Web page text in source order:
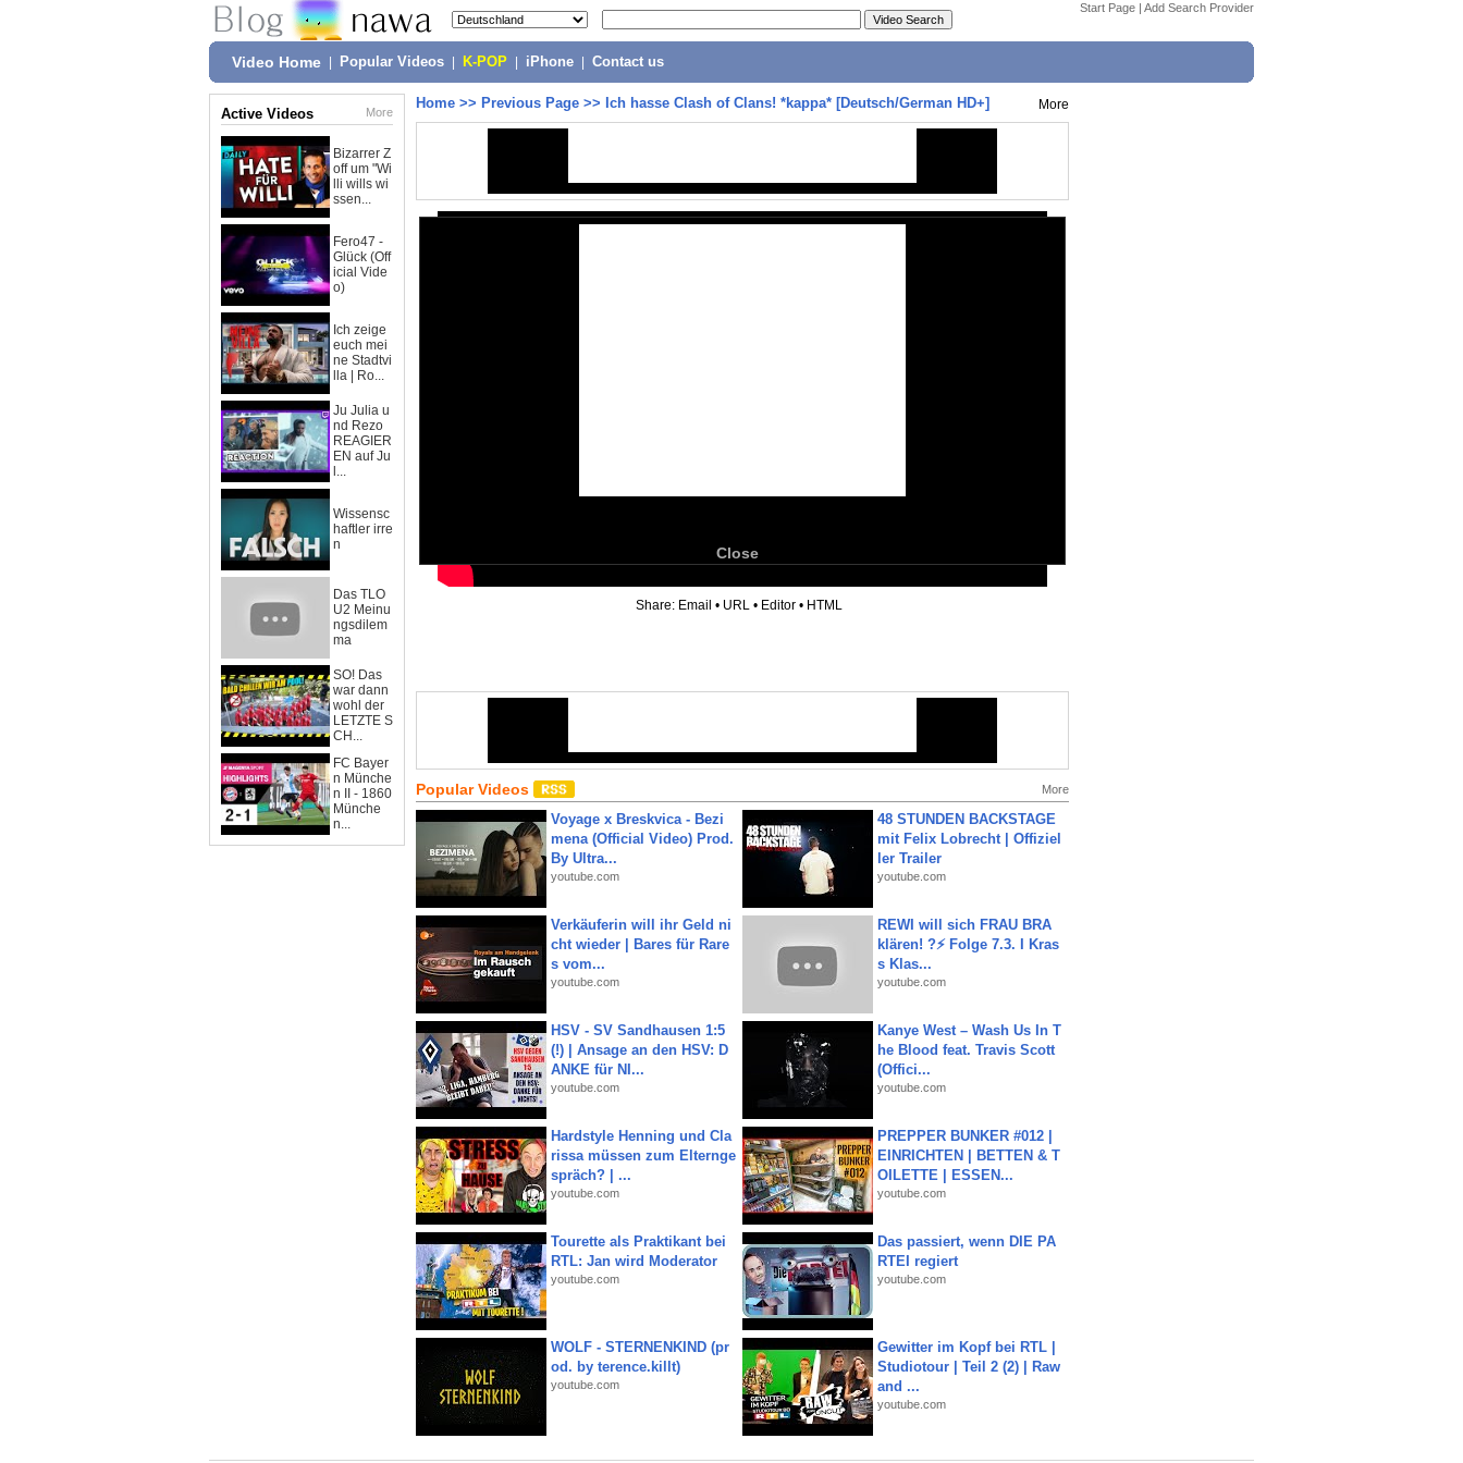
Start Page | Add Search Provider
Video Home Popular Videos K-POP iPhone Contact us
Active Videos More
Bizarrer Z
off um "Wi
lli wills wi
ssen...
Fero47 -
Glück (Off
icial Vide
o)
Ich zeige
euch mei
ne Stadtvi
lla | Ro...
Ju Julia u
nd Rezo
REAGIER
EN auf Ju
l...
Wissensc
haftler irre
n
Das TLO
U2 Meinu
ngsdilem
ma
SO! Das
war dann
wohl der
LETZTE S
CH...
FC Bayer
n Münche
n II - 1860
Münche
n...
Home >> Previous Page >> Ich hasse Clash of Clans! *kappa* [Deutsch/German HD+] More
Close
Share: Email • URL • Editor • HTML
Popular Videos More
Voyage x Breskvica - Bezi
mena (Official Video) Prod.
By Ultra...
youtube.com
48 STUNDEN BACKSTAGE
mit Felix Lobrecht | Offiziel
ler Trailer
youtube.com
Verkäuferin will ihr Geld ni
cht wieder | Bares für Rare
s vom...
youtube.com
REWI will sich FRAU BRA
klären! ?⚡️ Folge 7.3. I Kras
s Klas...
youtube.com
HSV - SV Sandhausen 1:5
(!) | Ansage an den HSV: D
ANKE für NI...
youtube.com
Kanye West – Wash Us In T
he Blood feat. Travis Scott
(Offici...
youtube.com
Hardstyle Henning und Cla
rissa müssen zum Elternge
spräch? | ...
youtube.com
PREPPER BUNKER #012 |
EINRICHTEN | BETTEN & T
OILETTE | ESSEN...
youtube.com
Tourette als Praktikant bei
RTL: Jan wird Moderator
youtube.com
Das passiert, wenn DIE PA
RTEI regiert
youtube.com
WOLF - STERNENKIND (pr
od. by terence.killt)
youtube.com
Gewitter im Kopf bei RTL |
Studiotour | Teil 2 (2) | Raw
and ...
youtube.com